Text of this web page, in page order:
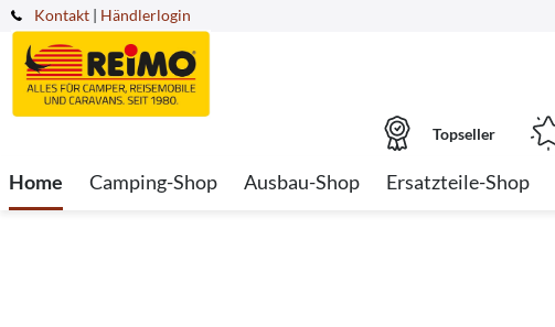
Kontakt | Händlerlogin
Topseller
Home Camping-Shop Ausbau-Shop Ersatzteile-Shop